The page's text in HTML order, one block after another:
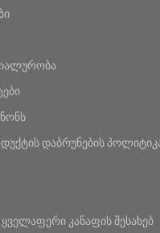
დაბრუნების
ყველაფერი კანაფის შესახებ